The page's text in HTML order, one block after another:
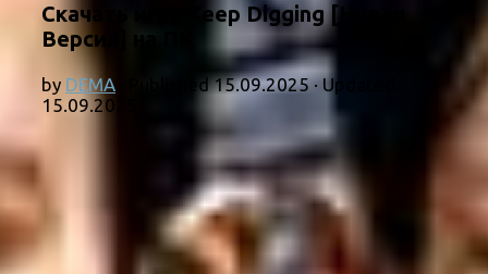
Скачать игру Keep Digging [Новая
Версия] на ПК
by DEMA · Published15.09.2025· Updated
15.09.2025